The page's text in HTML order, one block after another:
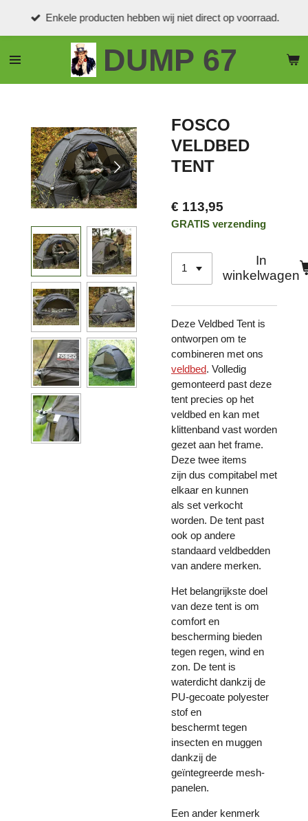
de
DUMP 67
Enkele producten hebben wij niet direct op voorraad.
FOSCO
VELDBED
TENT
€ 113,95
GRATIS verzending
In
winkelwagen
Deze Veldbed Tent is
ontworpen om te
combineren met ons
veldbed. Volledig
gemonteerd past deze
tent precies op het
veldbed en kan met
klittenband vast worden
gezet aan het frame.
Deze twee items
zijn dus compitabel met
elkaar en kunnen
als set verkocht
worden. De tent past
ook op andere
standaard veldbedden
van andere merken.
Het belangrijkste doel
van deze tent is om
comfort en
bescherming bieden
tegen regen, wind en
zon. De tent is
waterdicht dankzij de
PU-gecoate polyester
stof en
beschermt tegen
insecten en muggen
dankzij de
geïntegreerde mesh-
panelen.
Een ander kenmerk